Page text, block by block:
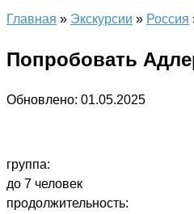
Главная » Экскурсии » Россия
Попробовать
Обновлено: 01.05.2025
группа:
до 7 человек
продолжительность: